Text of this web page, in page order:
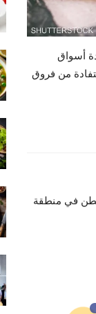
أسواق
من فروق
في منطقة